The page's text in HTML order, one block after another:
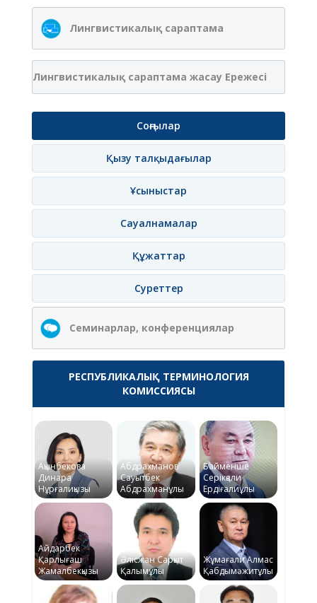
Лингвистикалық сараптама
Лингвистикалық сараптама жасау Ережесі
Соңғылар
Қызу талқыдағылар
Ұсыныстар
Сауалнамалар
Құжаттар
Суреттер
Семинарлар, конференциялар
РЕСПУБЛИКАЛЫҚ ТЕРМИНОЛОГИЯ
КОМИССИЯСЫ
Ақынбекова
Динара
Нұрғалиқызы
Абдрахманов
Сауытбек
Абдрахманұлы
Байменше
Серікқали
Ердіғалиұлы
Айдарбек
Қарлығаш
Жамалбекқызы
Әлісжан Сарқыт
Қалымұлы
Жұмағали Алмас
Қабдымәжитұлы